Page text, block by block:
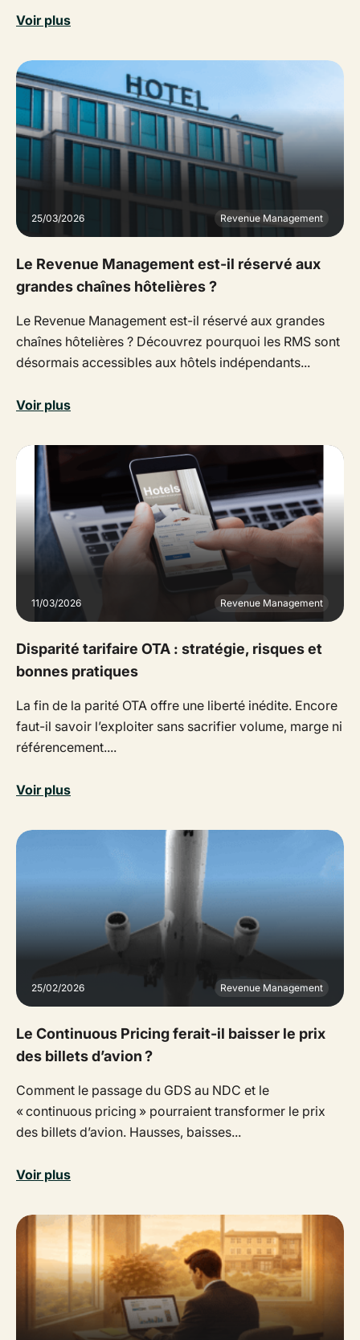
Voir plus
25/03/2026 Revenue Management
Le Revenue Management est-il réservé aux
grandes chaînes hôtelières ?
Le Revenue Management est-il réservé aux grandes
chaînes hôtelières ? Découvrez pourquoi les RMS sont
désormais accessibles aux hôtels indépendants...
Voir plus
11/03/2026 Revenue Management
Disparité tarifaire OTA : stratégie, risques et
bonnes pratiques
La fin de la parité OTA offre une liberté inédite. Encore
faut-il savoir l’exploiter sans sacrifier volume, marge ni
référencement....
Voir plus
25/02/2026 Revenue Management
Le Continuous Pricing ferait-il baisser le prix
des billets d’avion ?
Comment le passage du GDS au NDC et le
« continuous pricing » pourraient transformer le prix
des billets d’avion. Hausses, baisses...
Voir plus